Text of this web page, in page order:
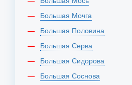
Большая Мочга
Большая Половина
Большая Серва
Большая Сидорова
Большая Соснова